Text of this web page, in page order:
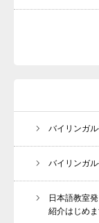
バイリンガ
バイリンガ
日本語教室
紹介はじめ